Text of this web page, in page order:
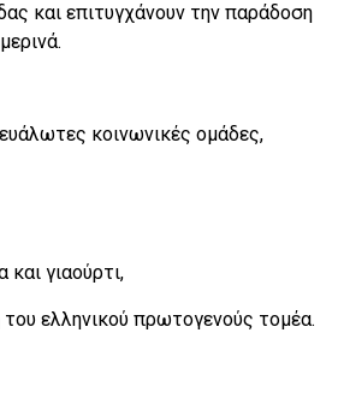
και επιτυγχάνουν την παράδοση
κοινωνικές ομάδες,
γιαούρτι,
ελληνικού πρωτογενούς τομέα.